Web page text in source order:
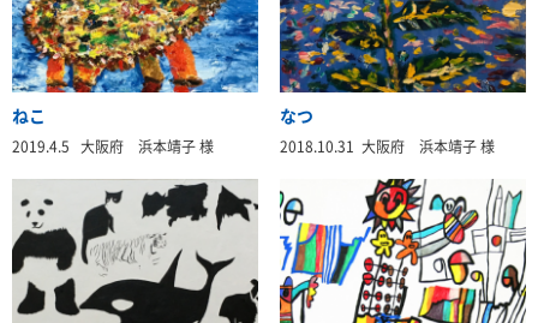
ねこ
2019.4.5 大阪府 浜本靖子 様
なつ
2018.10.31 大阪府 浜本靖子 様